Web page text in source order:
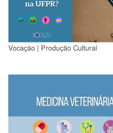
Vocação | Produção Cultural